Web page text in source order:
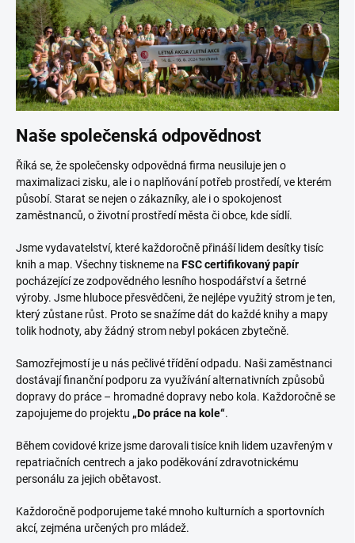
Naše společenská odpovědnost
Říká se, že společensky odpovědná firma neusiluje jen o
maximalizaci zisku, ale i o naplňování potřeb prostředí, ve kterém
působí. Starat se nejen o zákazníky, ale i o spokojenost
zaměstnanců, o životní prostředí města či obce, kde sídlí.
Jsme vydavatelství, které každoročně přináší lidem desítky tisíc
knih a map. Všechny tiskneme na FSC certifikovaný papír
pocházející ze zodpovědného lesního hospodářství a šetrné
výroby. Jsme hluboce přesvědčeni, že nejlépe využitý strom je ten,
který zůstane růst. Proto se snažíme dát do každé knihy a mapy
tolik hodnoty, aby žádný strom nebyl pokácen zbytečně.
Samozřejmostí je u nás pečlivé třídění odpadu. Naši zaměstnanci
dostávají finanční podporu za využívání alternativních způsobů
dopravy do práce – hromadné dopravy nebo kola. Každoročně se
zapojujeme do projektu „Do práce na kole“.
Během covidové krize jsme darovali tisíce knih lidem uzavřeným v
repatriačních centrech a jako poděkování zdravotnickému
personálu za jejich obětavost.
Každoročně podporujeme také mnoho kulturních a sportovních
akcí, zejména určených pro mládež.